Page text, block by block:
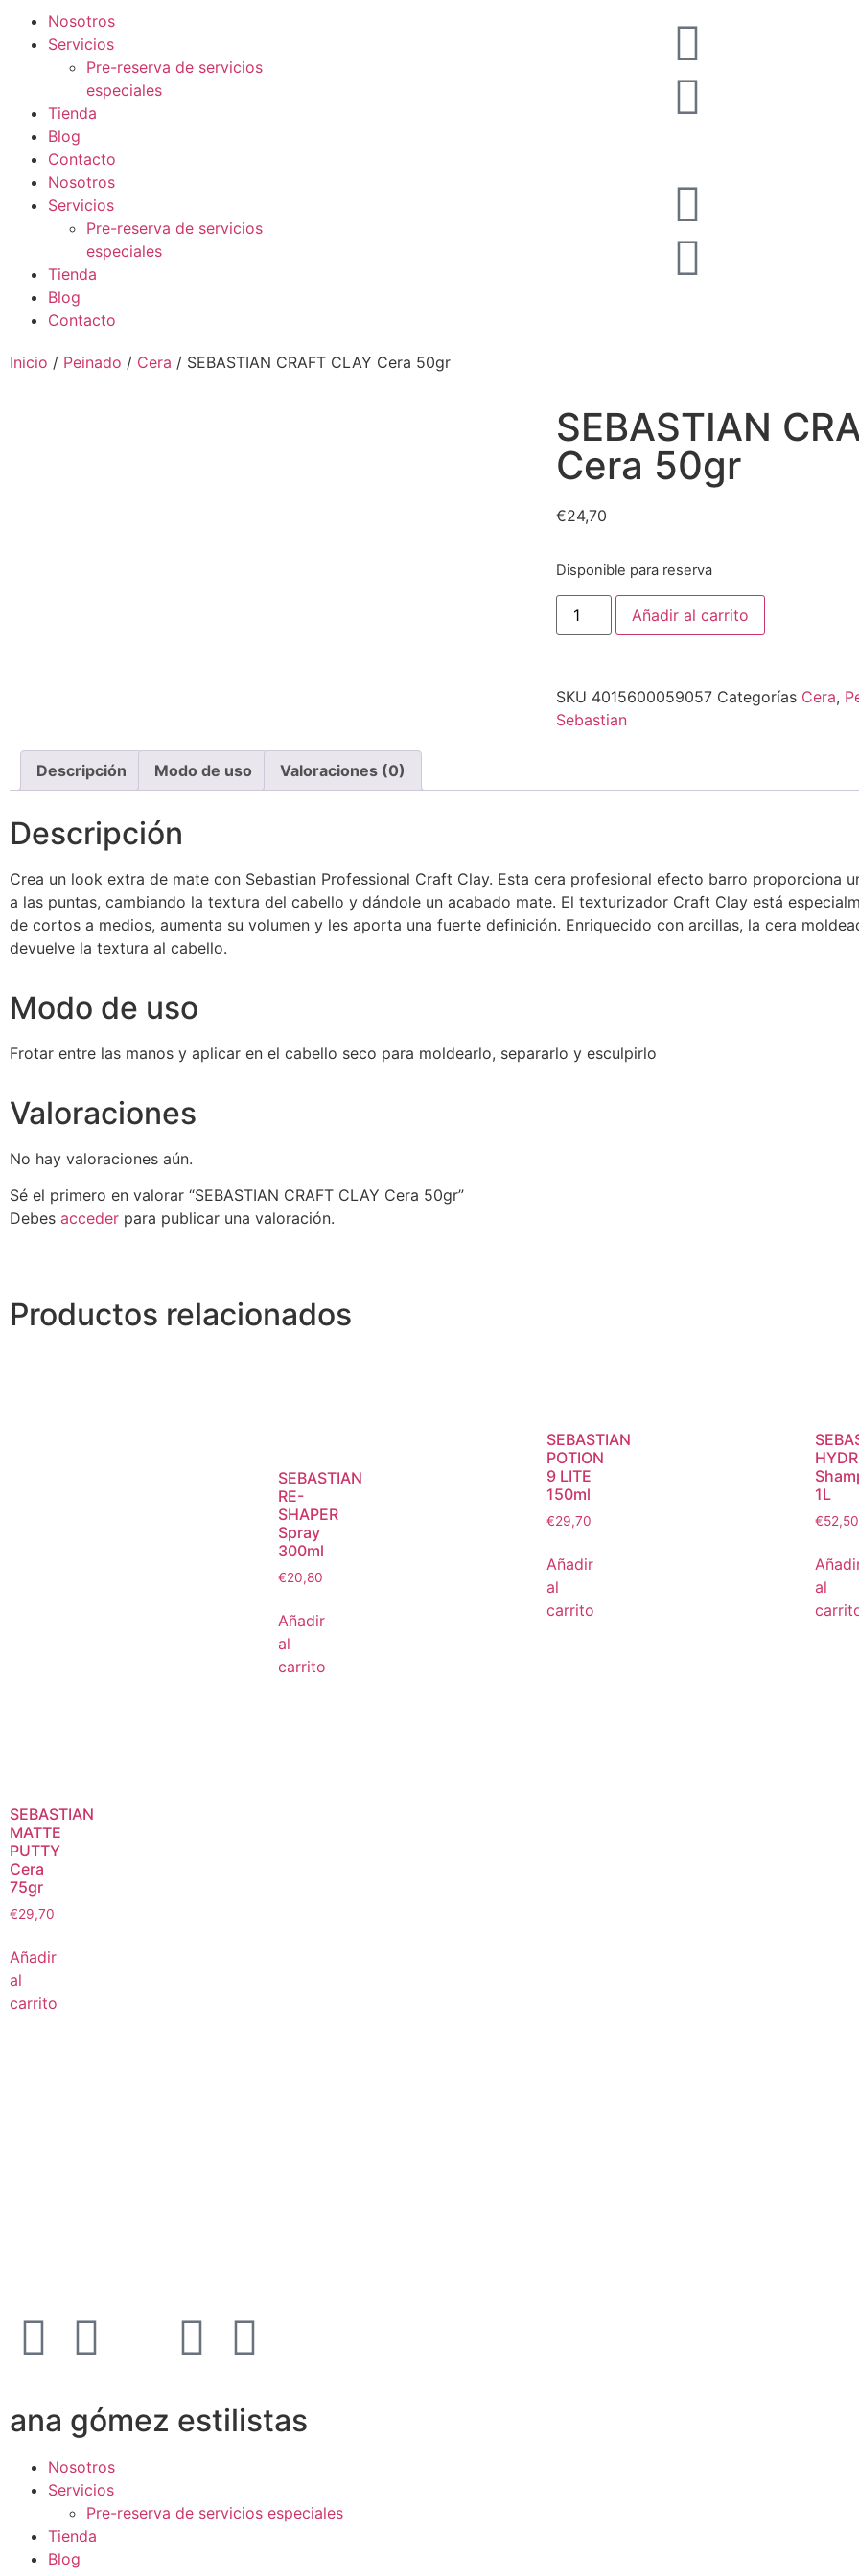
Nosotros
Servicios
Pre-reserva de servicios
especiales
Tienda
Blog
Contacto
Nosotros
Servicios
Pre-reserva de servicios
especiales
Tienda
Blog
Contacto
Inicio / Peinado / Cera / SEBASTIAN CRAFT CLAY Cera 50gr
SEBASTIAN
Cera 50gr
€24,70
Disponible para reserva
Añadir al carrito
SKU 4015600059057 Categorías Cera,
Sebastian
Descripción Modo de uso Valoraciones (0)
Descripción
Crea un look extra de mate con Sebastian Professional Craft Clay. Esta cera profesional efecto barro proporciona
a las puntas, cambiando la textura del cabello y dándole un acabado mate. El texturizador Craft Clay está
de cortos a medios, aumenta su volumen y les aporta una fuerte definición. Enriquecido con arcillas, la cera
devuelve la textura al cabello.
Modo de uso
Frotar entre las manos y aplicar en el cabello seco para moldearlo, separarlo y esculpirlo
Valoraciones
No hay valoraciones aún.
Sé el primero en valorar “SEBASTIAN CRAFT CLAY Cera 50gr”
Debes acceder para publicar una valoración.
Productos relacionados
SEBASTIAN
RE-
SHAPER
Spray
300ml
€20,80
Añadir
al
carrito
SEBASTIAN
POTION
9 LITE
150ml
€29,70
Añadir
al
carrito
1L
€52,50
al
SEBASTIAN
MATTE
PUTTY
Cera
75gr
€29,70
Añadir
al
carrito
ana gómez estilistas
Nosotros
Servicios
Pre-reserva de servicios especiales
Tienda
Blog